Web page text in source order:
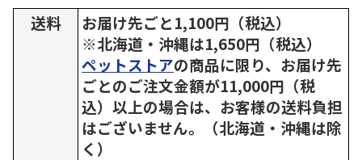
送料
お届け先ごと1,100円（税込）
※北海道・沖縄は1,650円（税込）
ペットストアの商品に限り、お届け先
ごとのご注文金額が11,000円（税
込）以上の場合は、お客様の送料負担
はございません。（北海道・沖縄は除
く）